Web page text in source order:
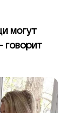
могут
говорит